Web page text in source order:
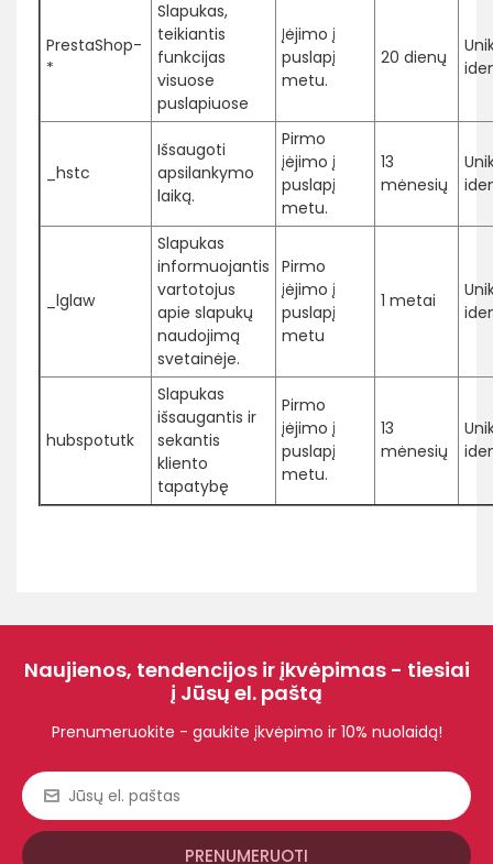
PrestaShop-
*
Slapukas,
teikiantis
funkcijas
visuose
puslapiuose
Įėjimo į
puslapį
metu.
20 dienų
_hstc
Išsaugoti
apsilankymo
laiką.
Pirmo
įėjimo į
puslapį
metu.
13
mėnesių
_lglaw
Slapukas
informuojantis
vartotojus
apie slapukų
naudojimą
svetainėje.
Pirmo
įėjimo į
puslapį
metu
1 metai
hubspotutk
Slapukas
išsaugantis ir
sekantis
kliento
tapatybę
Pirmo
įėjimo į
puslapį
metu.
13
mėnesių
Naujienos, tendencijos ir įkvėpimas - tiesiai
į Jūsų el. paštą
Prenumeruokite - gaukite įkvėpimo ir 10% nuolaidą!